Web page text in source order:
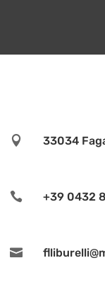
 33034
 +39 0432
